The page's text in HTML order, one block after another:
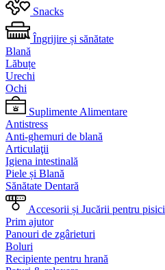
Snacks
Îngrijire și sănătate
Blană
Lăbuțe
Urechi
Ochi
Suplimente Alimentare
Antistress
Anti-ghemuri de blană
Articulaţii
Igiena intestinală
Piele și Blană
Sănătate Dentară
Accesorii și Jucării pentru pisici
Prim ajutor
Panouri de zgârieturi
Boluri
Recipiente pentru hrană